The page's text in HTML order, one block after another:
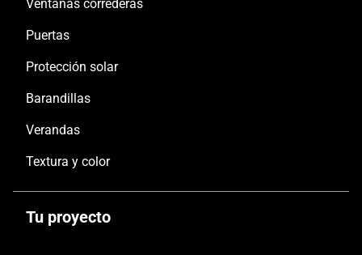
Ventanas correderas
Puertas
Protección solar
Barandillas
Verandas
Textura y color
Tu proyecto